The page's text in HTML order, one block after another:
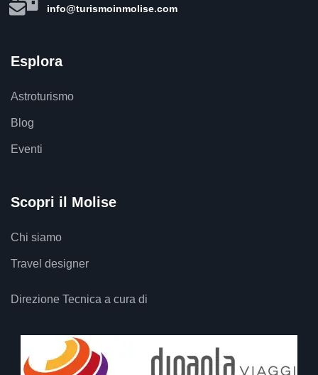
info@turismoinmolise.com
Esplora
Astroturismo
Blog
Eventi
Scopri il Molise
Chi siamo
Travel designer
Direzione Tecnica a cura di